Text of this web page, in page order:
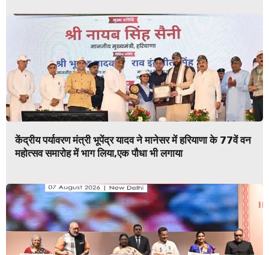
केंद्रीय पर्यावरण मंत्री भूपेंद्र यादव ने मानेसर में हरियाणा के 77वें वन
महोत्सव समारोह में भाग लिया,एक पौधा भी लगाया